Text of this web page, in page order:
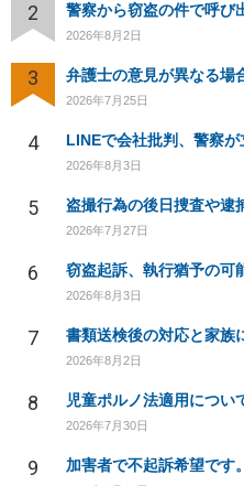
2 警察から窃盗の件で呼び
2026年8月2日
3
2026年7月25日
4 LINEで会社批判、警察が
2026年8月3日
5 盗撮行為の後日捜査や逮
2026年7月27日
6 窃盗起訴、執行猶予の可
2026年8月3日
7
2026年8月2日
8 児童ポルノ法適用につい
2026年7月30日
9 加害者で不起訴希望です。